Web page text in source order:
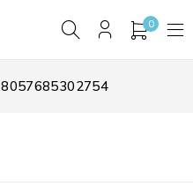
0
8057685302754